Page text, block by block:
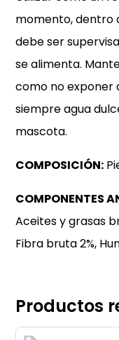
momento, dentro
debe ser
se alimenta.
como no exponer
siempre agua
mascota.
COMPOSICIÓN:
COMPONENTES
Aceites y grasas
Fibra bruta 2%,
Productos